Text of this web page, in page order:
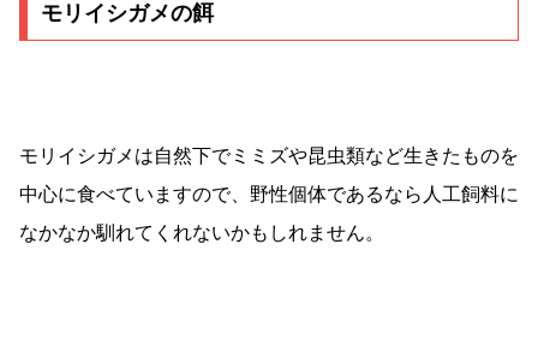
モリイシガメの餌
モリイシガメは自然下でミミズや昆虫類など生きたものを
中心に食べていますので、野性個体であるなら人工飼料に
なかなか馴れてくれないかもしれません。